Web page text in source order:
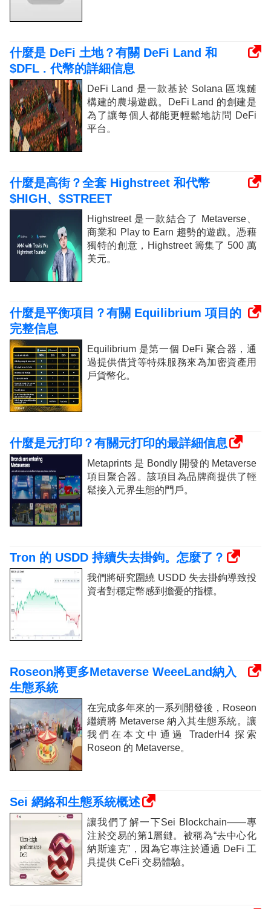
什麼是 DeFi 土地？有關 DeFi Land 和
$DFL . 代幣的詳細信息
DeFi Land 是一款基於 Solana 區塊鏈
構建的農場遊戲。DeFi Land 的創建是
為了讓每個人都能更輕鬆地訪問 DeFi
平台。
什麼是高街？全套 Highstreet 和代幣
$HIGH、$STREET
Highstreet 是一款結合了 Metaverse、
商業和 Play to Earn 趨勢的遊戲。憑藉
獨特的創意，Highstreet 籌集了 500 萬
美元。
什麼是平衡項目？有關 Equilibrium 項目的
完整信息
Equilibrium 是第一個 DeFi 聚合器，通
過提供借貸等特殊服務來為加密資產用
戶貨幣化。
什麼是元打印？有關元打印的最詳細信息
Metaprints 是 Bondly 開發的 Metaverse
項目聚合器。該項目為品牌商提供了輕
鬆接入元界生態的門戶。
Tron 的 USDD 持續失去掛鉤。怎麼了？
我們將研究圍繞 USDD 失去掛鉤導致投
資者對穩定幣感到擔憂的指標。
Roseon將更多Metaverse WeeeLand納入
生態系統
在完成多年來的一系列開發後，Roseon
繼續將 Metaverse 納入其生態系統。讓
我們在本文中通過 TraderH4 探索
Roseon 的 Metaverse。
Sei 網絡和生態系統概述
讓我們了解一下Sei Blockchain——專
注於交易的第1層鏈。被稱為“去中心化
納斯達克”，因為它專注於通過 DeFi 工
具提供 CeFi 交易體驗。